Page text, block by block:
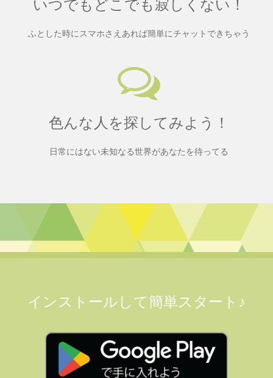
いつでもどこでも寂しくない！
ふとした時にスマホさえあれば簡単にチャットできちゃう
色んな人を探してみよう！
日常にはない未知なる世界があなたを待ってる
インストールして簡単スタート♪